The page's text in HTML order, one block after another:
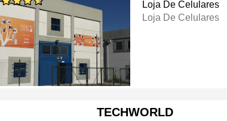
Loja De Celulares
Loja De Celulares
TECHWORLD